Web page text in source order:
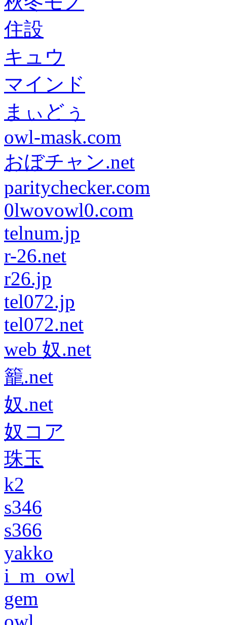
住設
キュウ
マインド
まぃどぅ
owl-mask.com
おぼチャン.net
paritychecker.com
0lwovowl0.com
telnum.jp
r-26.net
r26.jp
tel072.jp
tel072.net
web 奴.net
籠.net
奴.net
奴コア
珠玉
k2
s346
s366
yakko
i_m_owl
gem